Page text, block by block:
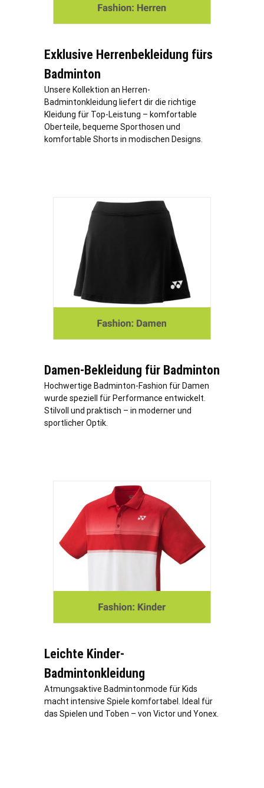
Exklusive Herrenbekleidung fürs
Badminton
Unsere Kollektion an Herren-
Badmintonkleidung liefert dir die richtige
Kleidung für Top-Leistung – komfortable
Oberteile, bequeme Sporthosen und
komfortable Shorts in modischen Designs.
Damen-Bekleidung für Badminton
Hochwertige Badminton-Fashion für Damen
wurde speziell für Performance entwickelt.
Stilvoll und praktisch – in moderner und
sportlicher Optik.
Leichte Kinder-
Badmintonkleidung
Atmungsaktive Badmintonmode für Kids
macht intensive Spiele komfortabel. Ideal für
das Spielen und Toben – von Victor und Yonex.